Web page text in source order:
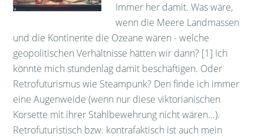
Immer her damit. Was wäre,
wenn die Meere Landmassen
und die Kontinente die Ozeane wären - welche
geopolitischen Verhältnisse hätten wir dann? [1] Ich
könnte mich stundenlag damit beschäftigen. Oder
Retrofuturismus wie Steampunk? Den finde ich immer
eine Augenweide (wenn nur diese viktorianischen
Korsette mit ihrer Stahlbewehrung nicht wären...).
Retrofuturistisch bzw. kontrafaktisch ist auch mein